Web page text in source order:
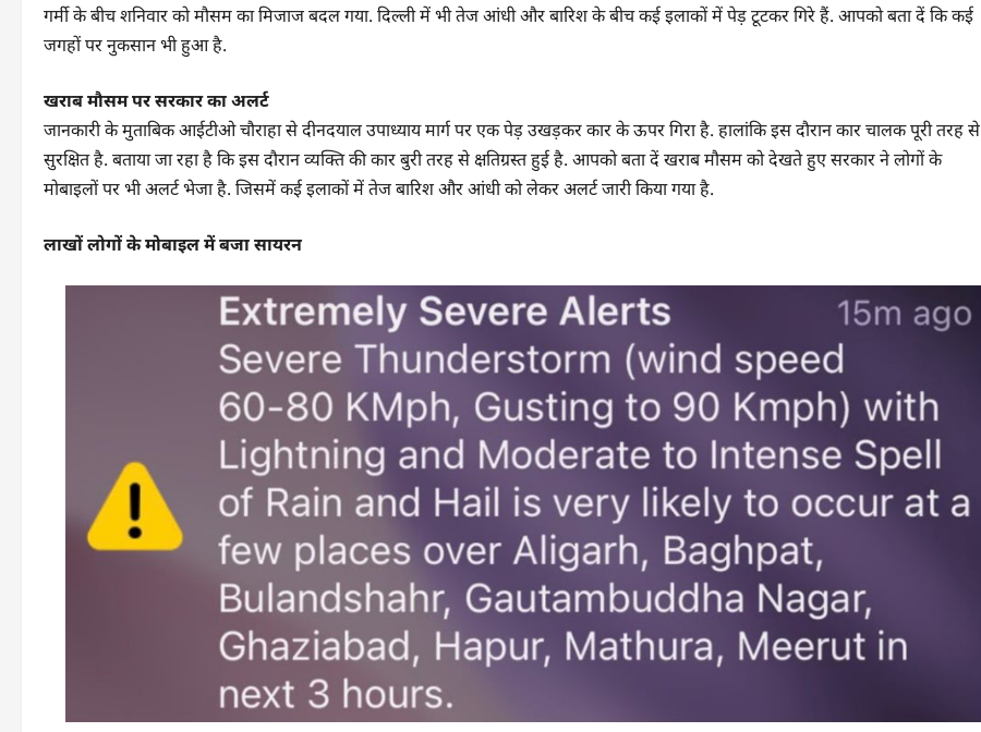
गर्मी के बीच शनिवार को मौसम का मिजाज बदल गया. दिल्ली में भी तेज आंधी और बारिश के बीच कई इलाकों में पेड़ टूटकर गिरे हैं. आपको बता दें कि कई
जगहों पर नुकसान भी हुआ है.
खराब मौसम पर सरकार का अलर्ट
जानकारी के मुताबिक आईटीओ चौराहा से दीनदयाल उपाध्याय मार्ग पर एक पेड़ उखड़कर कार के ऊपर गिरा है. हालांकि इस दौरान कार चालक पूरी तरह से
सुरक्षित है. बताया जा रहा है कि इस दौरान व्यक्ति की कार बुरी तरह से क्षतिग्रस्त हुई है. आपको बता दें खराब मौसम को देखते हुए सरकार ने लोगों के
मोबाइलों पर भी अलर्ट भेजा है. जिसमें कई इलाकों में तेज बारिश और आंधी को लेकर अलर्ट जारी किया गया है.
लाखों लोगों के मोबाइल में बजा सायरन